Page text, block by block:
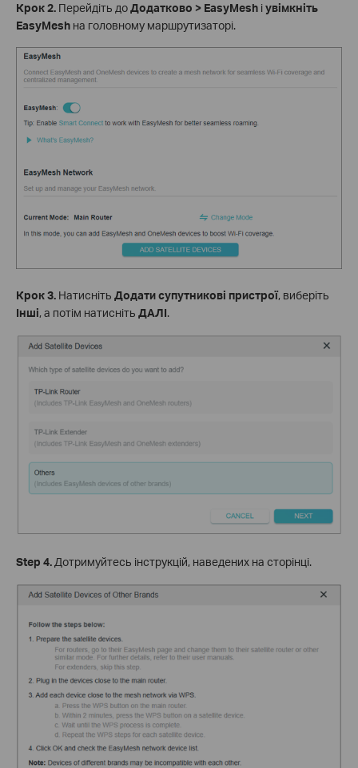
Крок2. Перейдіть доДодатково > EasyMesh іувімкніть
EasyMesh на головному маршрутизаторі.
Крок3. Натисніть Додати супутникові пристрої, виберіть
Інші, а потім натисніть ДАЛІ.
Step 4. Дотримуйтесь інструкцій, наведених на сторінці.